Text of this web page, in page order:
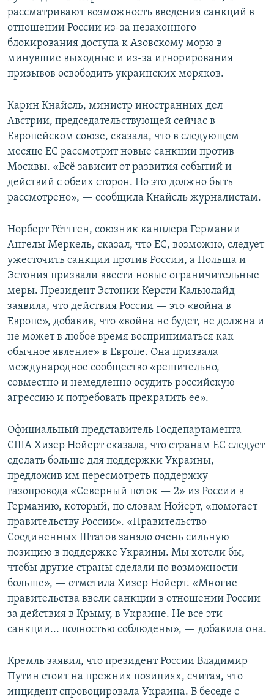
рассматривают возможность введения санкций в
отношении России из-за незаконного
блокирования доступа к Азовскому морю в
минувшие выходные и из-за игнорирования
призывов освободить украинских моряков.
Карин Кнайсль, министр иностранных дел
Австрии, председательствующей сейчас в
Европейском союзе, сказала, что в следующем
месяце ЕС рассмотрит новые санкции против
Москвы. «Всё зависит от развития событий и
действий с обеих сторон. Но это должно быть
рассмотрено», — сообщила Кнайсль журналистам.
Норберт Рёттген, союзник канцлера Германии
Ангелы Меркель, сказал, что ЕС, возможно, следует
ужесточить санкции против России, а Польша и
Эстония призвали ввести новые ограничительные
меры. Президент Эстонии Керсти Кальюлайд
заявила, что действия России — это «война в
Европе», добавив, что «война не будет, не должна и
не может в любое время восприниматься как
обычное явление» в Европе. Она призвала
международное сообщество «решительно,
совместно и немедленно осудить российскую
агрессию и потребовать прекратить ее».
Официальный представитель Госдепартамента
США Хизер Нойерт сказала, что странам ЕС следует
сделать больше для поддержки Украины,
предложив им пересмотреть поддержку
газопровода «Северный поток — 2» из России в
Германию, который, по словам Нойерт, «помогает
правительству России». «Правительство
Соединенных Штатов заняло очень сильную
позицию в поддержке Украины. Мы хотели бы,
чтобы другие страны сделали по возможности
больше», — отметила Хизер Нойерт. «Многие
правительства ввели санкции в отношении России
за действия в Крыму, в Украине. Не все эти
санкции... полностью соблюдены», — добавила она.
Кремль заявил, что президент России Владимир
Путин стоит на прежних позициях, считая, что
инцидент спровоцировала Украина. В беседе с